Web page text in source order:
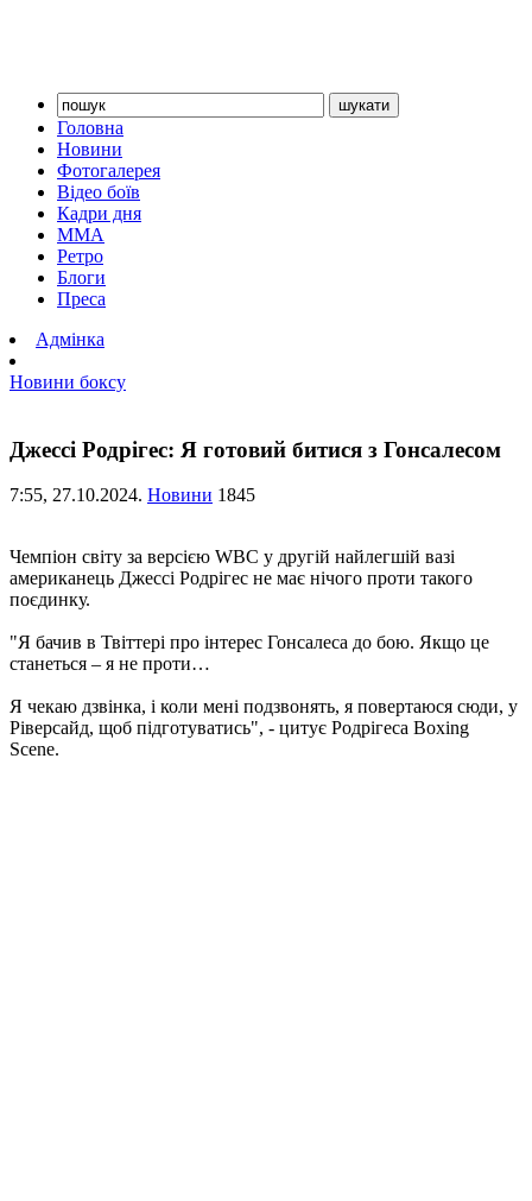
Головна
Новини
Фотогалерея
Відео боїв
Кадри дня
ММА
Ретро
Блоги
Преса
Адмінка
Новини боксу
Джессі Родрігес: Я готовий битися з Гонсалесом
7:55, 27.10.2024. Новини 1845
Чемпіон світу за версією WBC у другій найлегшій вазі
американець Джессі Родрігес не має нічого проти такого
поєдинку.
"Я бачив в Твіттері про інтерес Гонсалеса до бою. Якщо це
станеться – я не проти…
Я чекаю дзвінка, і коли мені подзвонять, я повертаюся сюди, у
Ріверсайд, щоб підготуватись", - цитує Родрігеса Boxing
Scene.